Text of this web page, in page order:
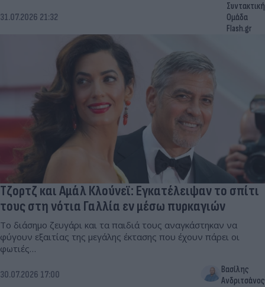
31.07.2026 21:32
Συντακτική
Ομάδα
Flash.gr
Τζορτζ και Αμάλ Κλούνεϊ: Εγκατέλειψαν το σπίτι
τους στη νότια Γαλλία εν μέσω πυρκαγιών
Το διάσημο ζευγάρι και τα παιδιά τους αναγκάστηκαν να
φύγουν εξαιτίας της μεγάλης έκτασης που έχουν πάρει οι
φωτιές…
30.07.2026 17:00
Βασίλης
Ανδριτσάνος